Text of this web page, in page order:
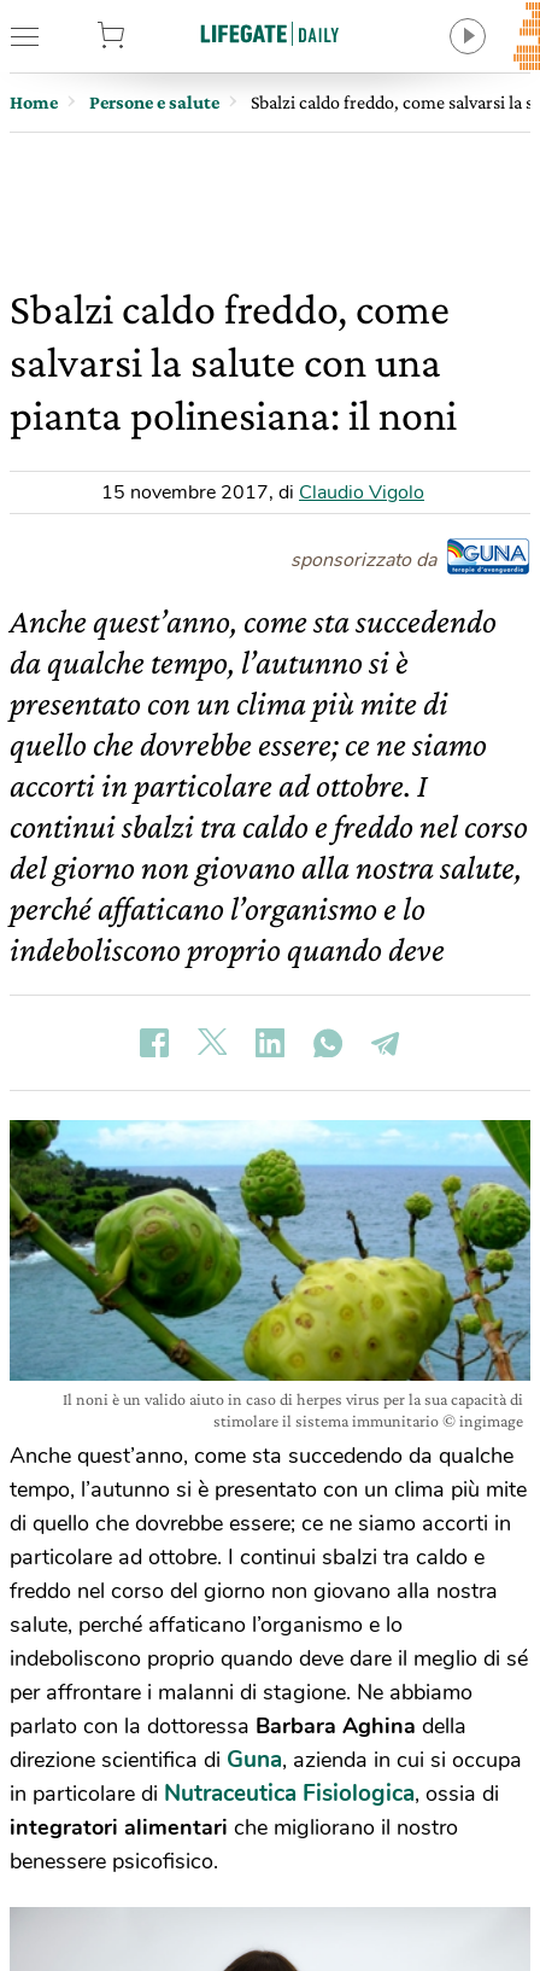
Home Persone e salute Sbalzi caldo freddo, come salvarsi la
Sbalzi caldo freddo, come
salvarsi la salute con una
pianta polinesiana: il noni
15 novembre 2017, di Claudio Vigolo
sponsorizzato da
Anche quest’anno, come sta succedendo
da qualche tempo, l’autunno si è
presentato con un clima più mite di
quello che dovrebbe essere; ce ne siamo
accorti in particolare ad ottobre. I
continui sbalzi tra caldo e freddo nel corso
del giorno non giovano alla nostra salute,
perché affaticano l’organismo e lo
indeboliscono proprio quando deve
Il noni è un valido aiuto in caso di herpes virus per la sua capacità di
stimolare il sistema immunitario © ingimage
Anche quest’anno, come sta succedendo da qualche
tempo, l’autunno si è presentato con un clima più mite
di quello che dovrebbe essere; ce ne siamo accorti in
particolare ad ottobre. I continui sbalzi tra caldo e
freddo nel corso del giorno non giovano alla nostra
salute, perché affaticano l’organismo e lo
indeboliscono proprio quando deve dare il meglio di sé
per affrontare i malanni di stagione. Ne abbiamo
parlato con la dottoressa Barbara Aghina della
direzione scientifica di Guna, azienda in cui si occupa
in particolare di Nutraceutica Fisiologica, ossia di
integratori alimentari che migliorano il nostro
benessere psicofisico.